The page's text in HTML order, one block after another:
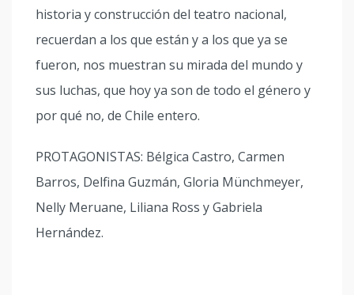
historia y construcción del teatro nacional,
recuerdan a los que están y a los que ya se
fueron, nos muestran su mirada del mundo y
sus luchas, que hoy ya son de todo el género y
por qué no, de Chile entero.
PROTAGONISTAS: Bélgica Castro, Carmen
Barros, Delfina Guzmán, Gloria Münchmeyer,
Nelly Meruane, Liliana Ross y Gabriela
Hernández.